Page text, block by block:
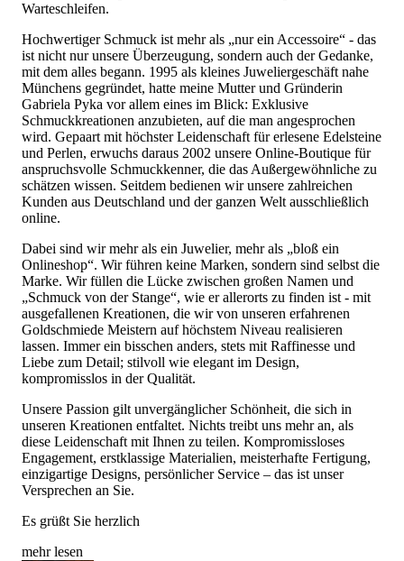
Warteschleifen.
Hochwertiger Schmuck ist mehr als „nur ein Accessoire“ - das
ist nicht nur unsere Überzeugung, sondern auch der Gedanke,
mit dem alles begann. 1995 als kleines Juweliergeschäft nahe
Münchens gegründet, hatte meine Mutter und Gründerin
Gabriela Pyka vor allem eines im Blick: Exklusive
Schmuckkreationen anzubieten, auf die man angesprochen
wird. Gepaart mit höchster Leidenschaft für erlesene Edelsteine
und Perlen, erwuchs daraus 2002 unsere Online-Boutique für
anspruchsvolle Schmuckkenner, die das Außergewöhnliche zu
schätzen wissen. Seitdem bedienen wir unsere zahlreichen
Kunden aus Deutschland und der ganzen Welt ausschließlich
online.
Dabei sind wir mehr als ein Juwelier, mehr als „bloß ein
Onlineshop“. Wir führen keine Marken, sondern sind selbst die
Marke. Wir füllen die Lücke zwischen großen Namen und
„Schmuck von der Stange“, wie er allerorts zu finden ist - mit
ausgefallenen Kreationen, die wir von unseren erfahrenen
Goldschmiede Meistern auf höchstem Niveau realisieren
lassen. Immer ein bisschen anders, stets mit Raffinesse und
Liebe zum Detail; stilvoll wie elegant im Design,
kompromisslos in der Qualität.
Unsere Passion gilt unvergänglicher Schönheit, die sich in
unseren Kreationen entfaltet. Nichts treibt uns mehr an, als
diese Leidenschaft mit Ihnen zu teilen. Kompromissloses
Engagement, erstklassige Materialien, meisterhafte Fertigung,
einzigartige Designs, persönlicher Service – das ist unser
Versprechen an Sie.
Es grüßt Sie herzlich
mehr lesen